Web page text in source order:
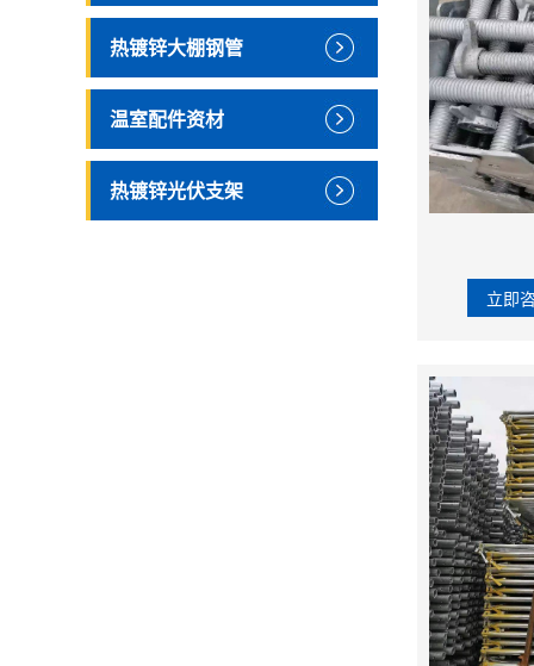
热镀锌大棚钢管
温室配件资材
热镀锌光伏支架
立即